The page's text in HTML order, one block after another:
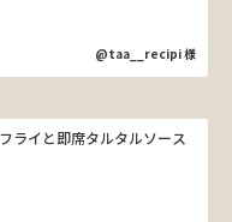
@taa__recipi 様
ライと即席タルタルソース